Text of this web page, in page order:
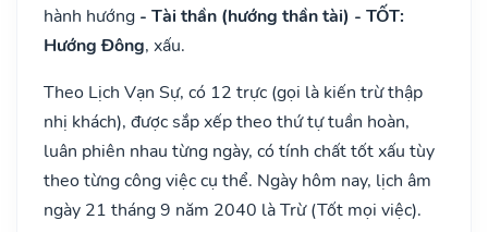
hành hướng - Tài thần (hướng thần tài) - TỐT:
Hướng Đông, xấu.
Theo Lịch Vạn Sự, có 12 trực (gọi là kiến trừ thập
nhị khách), được sắp xếp theo thứ tự tuần hoàn,
luân phiên nhau từng ngày, có tính chất tốt xấu tùy
theo từng công việc cụ thể. Ngày hôm nay, lịch âm
ngày 21 tháng 9 năm 2040 là Trừ (Tốt mọi việc).